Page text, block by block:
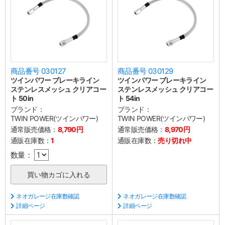
商品番号 030127
ツインパワー ブレーキライン
ステンレスメッシュ クリアコー
ト 50in
ブランド：
TWIN POWER(ツインパワー)
通常販売価格： 8,790円
通販在庫数：1
数量：
ネオガレージ在庫数確認
詳細ページ
商品番号 030129
ツインパワー ブレーキライン
ステンレスメッシュ クリアコー
ト 54in
ブランド：
TWIN POWER(ツインパワー)
通常販売価格： 8,970円
通販在庫数：売り切れ中
ネオガレージ在庫数確認
詳細ページ